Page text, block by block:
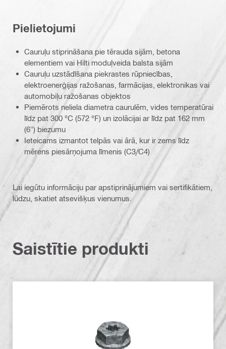
Pielietojumi
Cauruļu stiprināšana pie tērauda sijām, betona
elementiem vai Hilti moduļveida balsta sijām
Cauruļu uzstādīšana piekrastes rūpniecības,
elektroenerģijas ražošanas, farmācijas, elektronikas vai
automobiļu ražošanas objektos
Piemērots neliela diametra caurulēm, vides temperatūrai
līdz pat 300 °C (572 °F) un izolācijai ar līdz pat 162 mm
(6") biezumu
Ieteicams izmantot telpās vai ārā, kur ir zems līdz
mērens piesārņojuma līmenis (C3/C4)
Lai iegūtu informāciju par apstiprinājumiem vai sertifikātiem,
lūdzu, skatiet atsevišķus vienumus.
Saistītie produkti